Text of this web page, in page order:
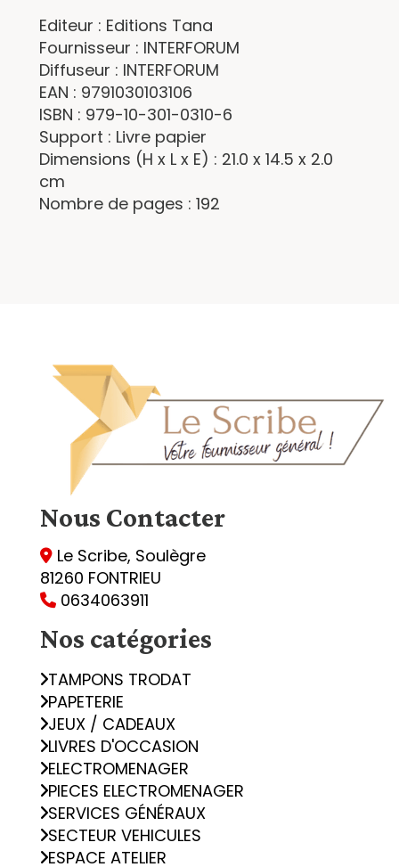
Editeur : Editions Tana
Fournisseur : INTERFORUM
Diffuseur : INTERFORUM
EAN : 9791030103106
ISBN : 979-10-301-0310-6
Support : Livre papier
Dimensions (H x L x E) : 21.0 x 14.5 x 2.0
cm
Nombre de pages : 192
Nous Contacter
 Le Scribe, Soulègre
81260 FONTRIEU
 0634063911
Nos catégories
TAMPONS TRODAT
PAPETERIE
JEUX / CADEAUX
LIVRES D'OCCASION
ELECTROMENAGER
PIECES ELECTROMENAGER
SERVICES GÉNÉRAUX
SECTEUR VEHICULES
ESPACE ATELIER